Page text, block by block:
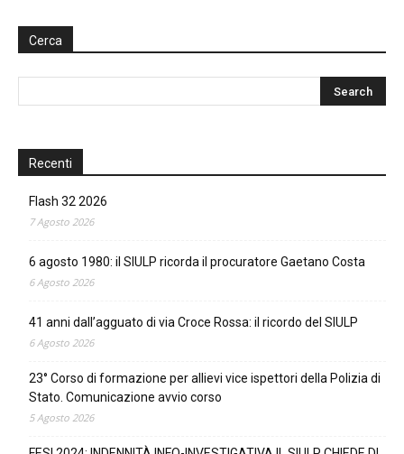
Cerca
Recenti
Flash 32 2026
7 Agosto 2026
6 agosto 1980: il SIULP ricorda il procuratore Gaetano Costa
6 Agosto 2026
41 anni dall’agguato di via Croce Rossa: il ricordo del SIULP
6 Agosto 2026
23° Corso di formazione per allievi vice ispettori della Polizia di
Stato. Comunicazione avvio corso
5 Agosto 2026